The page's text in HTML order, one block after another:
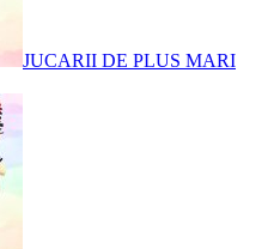
JUCARII DE PLUS MARI